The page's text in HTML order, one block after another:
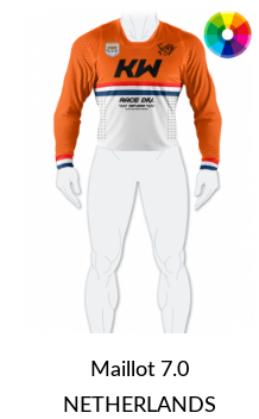
Maillot 7.0
NETHERLANDS